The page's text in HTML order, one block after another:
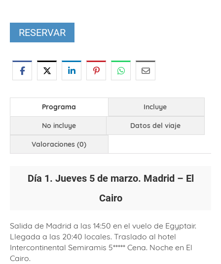
RESERVAR
Programa Incluye
No incluye Datos del viaje
Valoraciones (0)
Día 1. Jueves 5 de marzo. Madrid – El
Cairo
Salida de Madrid a las 14:50 en el vuelo de Egyptair.
Llegada a las 20:40 locales. Traslado al hotel
Intercontinental Semiramis 5***** Cena. Noche en El
Cairo.